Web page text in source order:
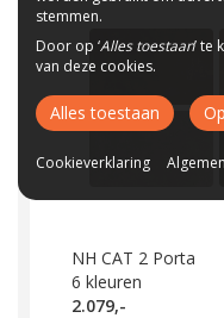
NH CAT 2 Porta
6 kleuren
2.079,-
stemmen.
Door op ‘Alles toestaan’ te
van deze cookies.
Alles toestaan
Cookieverklaring